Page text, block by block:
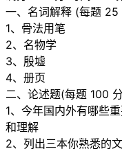
一、名词解释 (每题 25
1、骨法用笔
2、名物学
3、殷墟
4、册页
二、论述题(每题 100
1、今年国内外有哪些
和理解
2、列出三本你熟悉的